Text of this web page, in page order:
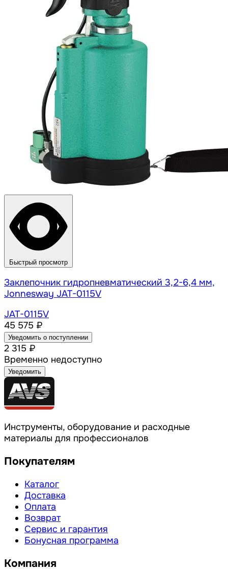
Быстрый просмотр
Заклепочник гидропневматический 3,2-6,4 мм,
Jonnesway JAT-0115V
JAT-0115V
45 575 ₽
Уведомить о поступлении
2 315 ₽
Временно недоступно
Уведомить
Инструменты, оборудование и расходные
материалы для профессионалов
Покупателям
Каталог
Доставка
Оплата
Возврат
Сервис и гарантия
Бонусная программа
Компания